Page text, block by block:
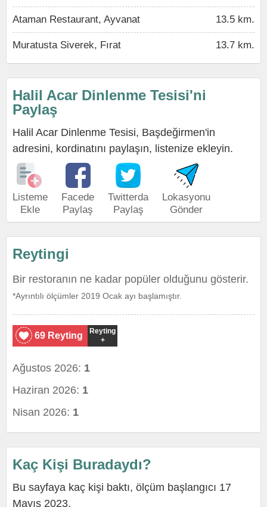
Ataman Restaurant, Ayvanat 13.5 km.
Muratusta Siverek, Fırat 13.7 km.
Halil Acar Dinlenme Tesisi'ni
Paylaş
Halil Acar Dinlenme Tesisi, Başdeğirmen'in
adresini, kordinatını paylaşın, listenize ekleyin.
Listeme
Ekle
Facede
Paylaş
Twitterda
Paylaş
Lokasyonu
Gönder
Reytingi
Bir restoranın ne kadar popüler olduğunu gösterir.
*Ayrıntılı ölçümler 2019 Ocak ayı başlamıştır.
69 Reyting
Reyting
+
Ağustos 2026: 1
Haziran 2026: 1
Nisan 2026: 1
Kaç Kişi Buradaydı?
Bu sayfaya kaç kişi baktı, ölçüm başlangıcı 17
Mayıs 2023.